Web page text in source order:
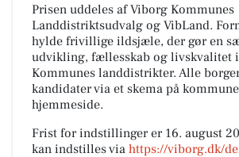
Prisen uddeles af Viborg Kommunes
Landdistriktsudvalg og VibLand.
hylde frivillige ildsjæle, der gør en
udvikling, fællesskab og livskvalitet
Kommunes landdistrikter. Alle
kandidater via et skema på
hjemmeside.
Frist for indstillinger er 16. august
kan indstilles via https://viborg.dk/